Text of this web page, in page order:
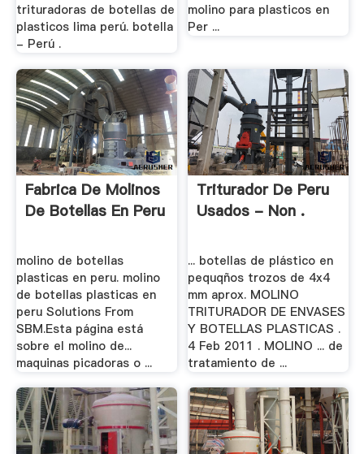
trituradoras de botellas de
plasticos lima perú. botella
- Perú .
molino para plasticos en
Per ...
Fabrica De Molinos
De Botellas En Peru
molino de botellas
plasticas en peru. molino
de botellas plasticas en
peru Solutions From
SBM.Esta página está
sobre el molino de...
maquinas picadoras o ...
Triturador De Peru
Usados - Non .
... botellas de plástico en
pequqños trozos de 4x4
mm aprox. MOLINO
TRITURADOR DE ENVASES
Y BOTELLAS PLASTICAS .
4 Feb 2011 . MOLINO ... de
tratamiento de ...